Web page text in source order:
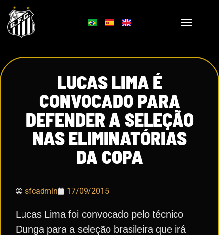
LUCAS LIMA É
CONVOCADO PARA
DEFENDER A SELEÇÃO
NAS ELIMINATÓRIAS
DA COPA
sfcadmin 17/09/2015
Lucas Lima foi convocado pelo técnico
Dunga para a seleção brasileira que irá